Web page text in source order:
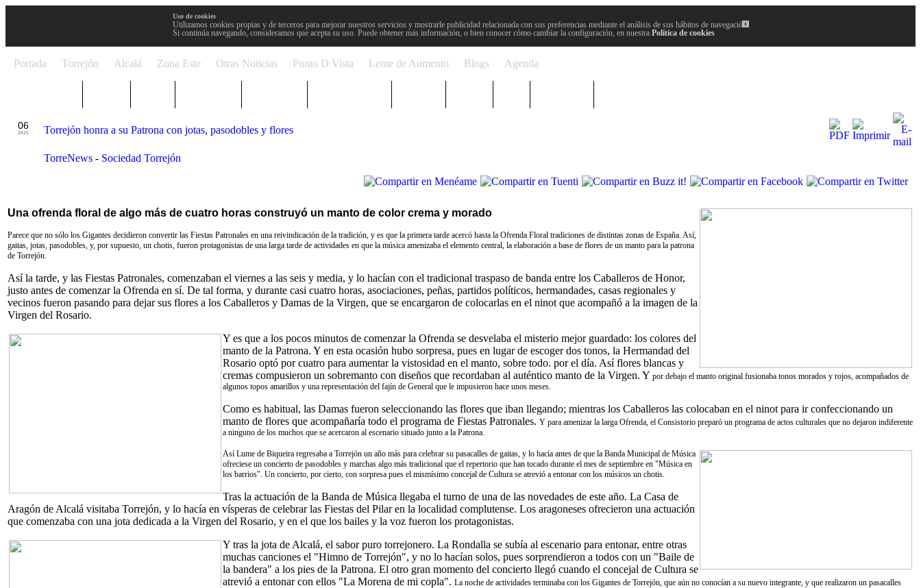
x
Uso de cookies
Utilizamos cookies propias y de terceros para mejorar nuestros servicios y mostrarle publicidad relacionada con sus preferencias mediante el análisis de sus hábitos de navegación.
Si continúa navegando, consideramos que acepta su uso. Puede obtener más información, o bien conocer cómo cambiar la configuración, en nuestra Política de cookies
Portada Torrejón Alcalá Zona Este Otras Noticias Punto D Vista Lente de Aumento Blogs Agenda
06
2025 Torrejón honra a su Patrona con jotas, pasodobles y flores
TorreNews - Sociedad Torrejón
Una ofrenda floral de algo más de cuatro horas construyó un manto de color crema y morado
Parece que no sólo los Gigantes decidieron convertir las Fiestas Patronales en una reivindicación de la tradición, y es que la primera tarde acercó hasta la Ofrenda Floral tradiciones de distintas zonas de España. Así,
gaitas, jotas, pasodobles, y, por supuesto, un chotis, fueron protagonistas de una larga tarde de actividades en que la música amenizaba el elemento central, la elaboración a base de flores de un manto para la patrona
de Torrejón.
Así la tarde, y las Fiestas Patronales, comenzaban el viernes a las seis y media, y lo hacían con el tradicional traspaso de banda entre los Caballeros de Honor,
justo antes de comenzar la Ofrenda en sí. De tal forma, y durante casi cuatro horas, asociaciones, peñas, partidos políticos, hermandades, casas regionales y
vecinos fueron pasando para dejar sus flores a los Caballeros y Damas de la Virgen, que se encargaron de colocarlas en el ninot que acompañó a la imagen de la
Virgen del Rosario.
Y es que a los pocos minutos de comenzar la Ofrenda se desvelaba el misterio mejor guardado: los colores del
manto de la Patrona. Y en esta ocasión hubo sorpresa, pues en lugar de escoger dos tonos, la Hermandad del
Rosario optó por cuatro para aumentar la vistosidad en el manto, sobre todo. por el día. Así flores blancas y
cremas compusieron un sobremanto con diseños que recordaban al auténtico manto de la Virgen. Y por debajo el manto original fusionaba tonos morados y rojos, acompañados de
algunos topos amarillos y una representación del fajín de General que le impusieron hace unos meses.
Como es habitual, las Damas fueron seleccionando las flores que iban llegando; mientras los Caballeros las colocaban en el ninot para ir confeccionando un
manto de flores que acompañaría todo el programa de Fiestas Patronales. Y para amenizar la larga Ofrenda, el Consistorio preparó un programa de actos culturales que no dejaron indiferente
a ninguno de los muchos que se acercaron al escenario situado junto a la Patrona.
Así Lume de Biqueira regresaba a Torrejón un año más para celebrar su pasacalles de gaitas, y lo hacía antes de que la Banda Municipal de Música
ofreciese un concierto de pasodobles y marchas algo más tradicional que el repertorio que han tocado durante el mes de septiembre en "Música en
los barrios". Un concierto, por cierto, con sorpresa pues el mismísimo concejal de Cultura se atrevió a entonar con los músicos un chotis.
Tras la actuación de la Banda de Música llegaba el turno de una de las novedades de este año. La Casa de
Aragón de Alcalá visitaba Torrejón, y lo hacía en vísperas de celebrar las Fiestas del Pilar en la localidad complutense. Los aragoneses ofrecieron una actuación
que comenzaba con una jota dedicada a la Virgen del Rosario, y en el que los bailes y la voz fueron los protagonistas.
Y tras la jota de Alcalá, el sabor puro torrejonero. La Rondalla se subía al escenario para entonar, entre otras
muchas canciones el "Himno de Torrejón", y no lo hacían solos, pues sorprendieron a todos con un "Baile de
la bandera" a los pies de la Patrona. El otro gran momento del concierto llegó cuando el concejal de Cultura se
atrevió a entonar con ellos "La Morena de mi copla". La noche de actividades terminaba con los Gigantes de Torrejón, que aún no conocían a su nuevo integrante, y que realizaron un pasacalles